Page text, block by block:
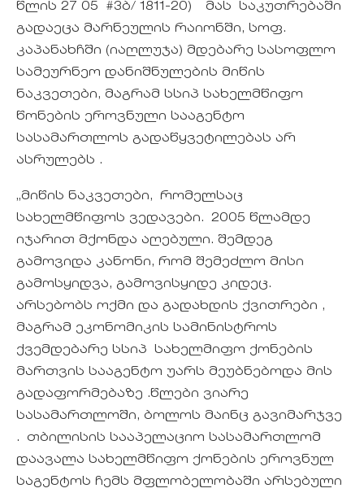
წლის 27 05 #3ბ/ 1811-20) მას საკუთრებაში
გადაეცა მარნეულის რაიონში, სოფ.
კაპანახჩში (იაღლუჯა) მდებარე სასოფლო
სამეურნეო დანიშნულების მიწის
ნაკვეთები, მაგრამ სსიპ სახელმწიფო
წონების ეროვნული სააგენტო
სასამართლოს გადაწყვეტილებას არ
ასრულებს .
„მიწის ნაკვეთები, რომელსაც
სახელმწიფოს ვედავები. 2005 წლამდე
იჯარით მქონდა აღებული. შემდეგ
გამოვიდა კანონი, რომ შემეძლო მისი
გამოსყიდვა, გამოვისყიდე კიდეც.
არსებობს ოქმი და გადახდის ქვითრები ,
მაგრამ ეკონომიკის სამინისტროს
ქვემდებარე სსიპ სახელმიფო ქონების
მართვის სააგენტო უარს მეუბნებოდა მის
გადაფორმებაზე .წლები ვიარე
სასამართლოში, ბოლოს მაინც გავიმარჯვე
. თბილისის სააპელაციო სასამართლომ
დაავალა სახელმწიფო ქონების ეროვნულ
საგენტოს ჩემს მფლობელობაში არსებული